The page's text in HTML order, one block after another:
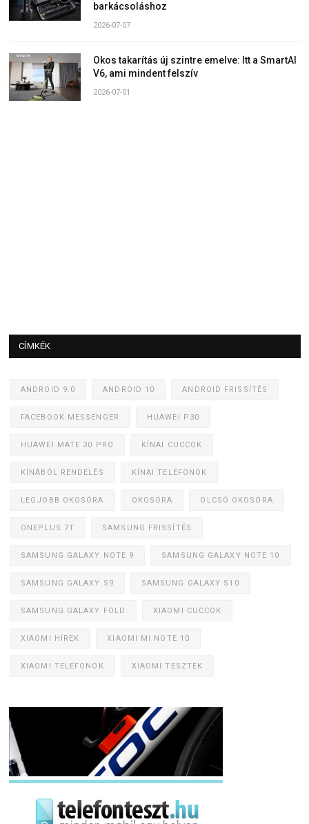
barkácsoláshoz
2026-07-07
Okos takarítás új szintre emelve: Itt a SmartAI
V6, ami mindent felszív
2026-07-01
CÍMKÉK
ANDROID 9.0 ANDROID 10 ANDROID FRISSÍTÉS
FACEBOOK MESSENGER HUAWEI P30
HUAWEI MATE 30 PRO KÍNAI CUCCOK
KÍNÁBÓL RENDELÉS KÍNAI TELEFONOK
LEGJOBB OKOSÓRA OKOSÓRA OLCSÓ OKOSÓRA
ONEPLUS 7T SAMSUNG FRISSÍTÉS
SAMSUNG GALAXY NOTE 9 SAMSUNG GALAXY NOTE 10
SAMSUNG GALAXY S9 SAMSUNG GALAXY S10
SAMSUNG GALAXY FOLD XIAOMI CUCCOK
XIAOMI HÍREK XIAOMI MI NOTE 10
XIAOMI TELEFONOK XIAOMI TESZTEK